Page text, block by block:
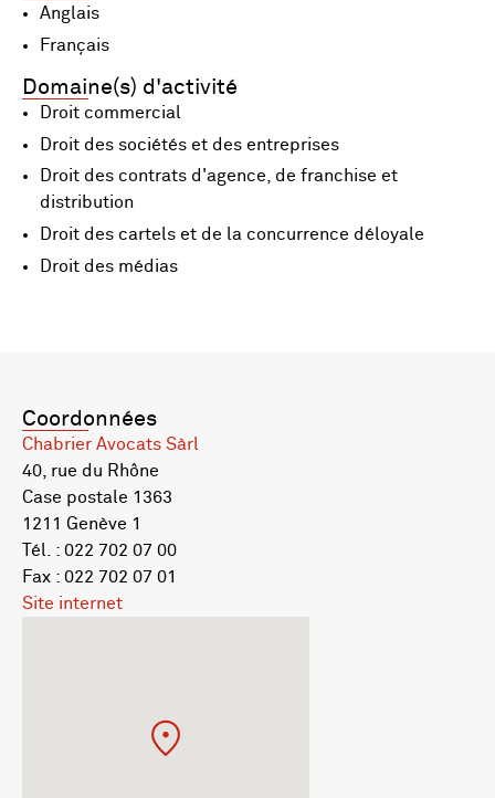
Anglais
Français
Domaine(s) d'activité
Droit commercial
Droit des sociétés et des entreprises
Droit des contrats d'agence, de franchise et
distribution
Droit des cartels et de la concurrence déloyale
Droit des médias
Coordonnées
Chabrier Avocats Sàrl
40, rue du Rhône
Case postale 1363
1211 Genève 1
Tél. : 022 702 07 00
Fax : 022 702 07 01
Site internet